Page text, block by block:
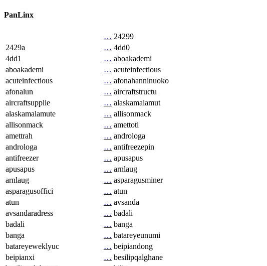
PanLinx
… 24299
2429a
… 4dd0
4dd1
… aboakademi
aboakademi
… acuteinfectious
acuteinfectious
… afonahanninuoko
afonalun
… aircraftstructu
aircraftsupplie
… alaskamalamut
alaskamalamute
… allisonmack
allisonmack
… amettoti
amettrah
… androloga
androloga
… antifreezepin
antifreezer
… apusapus
apusapus
… arnlaug
arnlaug
… asparagusminer
asparagusoffici
… atun
atun
… avsanda
avsandaradress
… badali
badali
… banga
banga
… batareyeunumi
batareyeweklyuc
… beipiandong
beipianxi
… besilipqalghane